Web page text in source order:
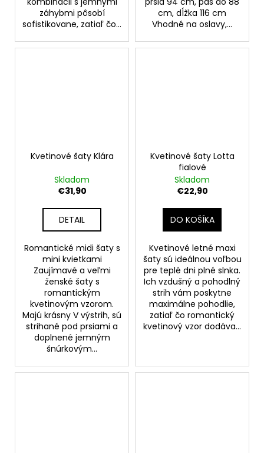
záhybmi pôsobí
sofistikovane, zatiaľ čo...
cm, dĺžka 116 cm
Vhodné na oslavy,...
Kvetinové šaty Klára
Skladom
€31,90
DETAIL
Romantické midi šaty s
mini kvietkami
Zaujímavé a veľmi
ženské šaty s
romantickým
kvetinovým vzorom.
Majú krásny V výstrih, sú
strihané pod prsiami a
doplnené jemným
šnúrkovým...
Kvetinové šaty Lotta
fialové
Skladom
€22,90
DO KOŠÍKA
Kvetinové letné maxi
šaty sú ideálnou voľbou
pre teplé dni plné slnka.
Ich vzdušný a pohodlný
strih vám poskytne
maximálne pohodlie,
zatiaľ čo romantický
kvetinový vzor dodáva...